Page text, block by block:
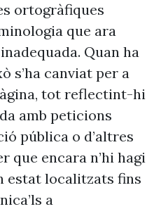
ortogràfiques
que ara
Quan ha
s’ha canviat per a
tot reflectint-hi
amb peticions
pública o d’altres
que encara n’hi hagi
estat localitzats fins
a